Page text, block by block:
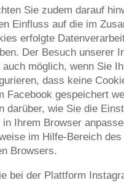
Sie zudem dar­auf
Ein­fluss auf die im
erfolg­te
Der Besuch unse­rer
auch mög­lich, wenn Sie
dass kei­ne
Face­book gespei­chert
dar­über, wie Sie die
in Ihrem Brow­ser
im Hil­fe-Bereich des
Browsers.
bei der Platt­form